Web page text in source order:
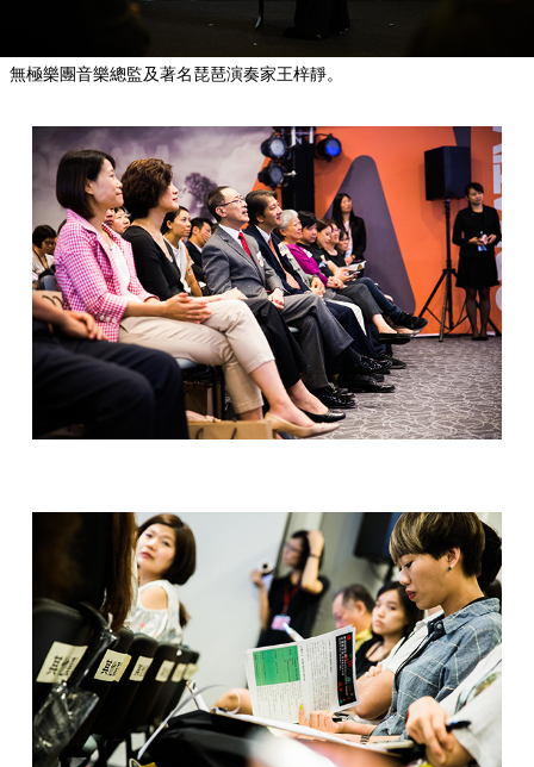
無極樂團音樂總監及著名琵琶演奏家王梓靜。